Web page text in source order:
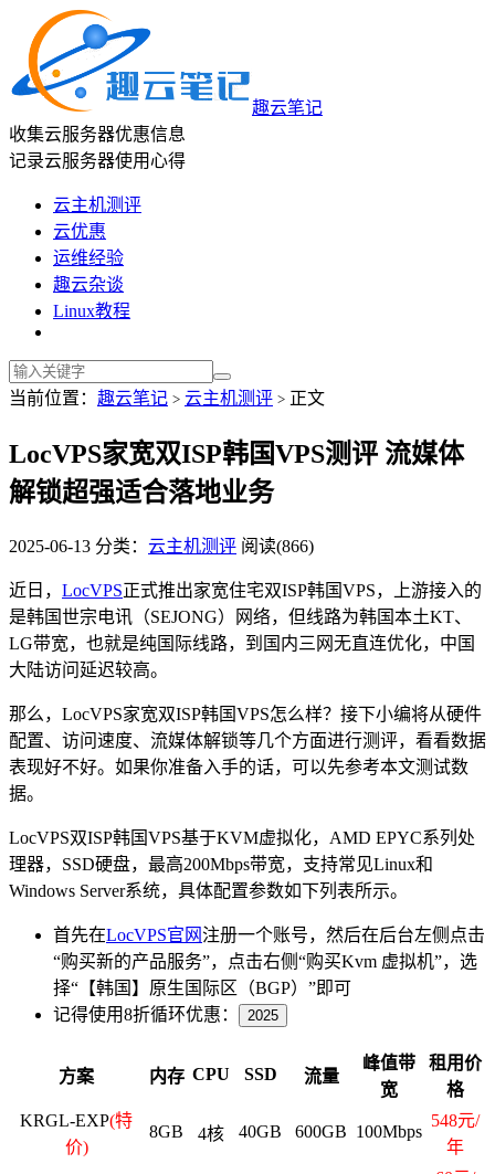
趣云笔记
收集云服务器优惠信息
记录云服务器使用心得
云主机测评
云优惠
运维经验
趣云杂谈
Linux教程
当前位置： 趣云笔记 > 云主机测评 > 正文
LocVPS家宽双ISP韩国VPS测评 流媒体
解锁超强适合落地业务
2025-06-13 分类： 云主机测评 阅读(866)
近日， LocVPS正式推出家宽住宅双ISP韩国VPS，上游接入的
是韩国世宗电讯（SEJONG）网络，但线路为韩国本土KT、
LG带宽，也就是纯国际线路，到国内三网无直连优化，中国
大陆访问延迟较高。
那么，LocVPS家宽双ISP韩国VPS怎么样？接下小编将从硬件
配置、访问速度、流媒体解锁等几个方面进行测评，看看数据
表现好不好。如果你准备入手的话，可以先参考本文测试数
据。
LocVPS双ISP韩国VPS基于KVM虚拟化，AMD EPYC系列处
理器，SSD硬盘，最高200Mbps带宽，支持常见Linux和
Windows Server系统，具体配置参数如下列表所示。
首先在LocVPS官网注册一个账号，然后在后台左侧点击
“购买新的产品服务”，点击右侧“购买Kvm 虚拟机”，选
择“【韩国】原生国际区（BGP）”即可
记得使用8折循环优惠：
2025
方案 内存 CPU SSD 流量
峰值带
宽
租用价
格
KRGL-EXP(特
价)
8GB 4核 40GB 600GB 100Mbps
548元/
年